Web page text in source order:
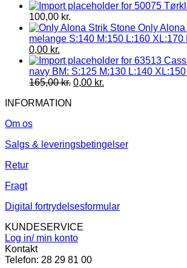
100,00 kr.
Only
melange S:140 M:150 L:160 XL:170
0,00 kr.
navy BM: S:125 M:130 L:140
165,00kr. 0,00 kr.
INFORMATION
Om os
Salgs & leveringsbetingelser
Retur
Fragt
Digital fortrydelsesformular
KUNDESERVICE
Log in/ min konto
Kontakt
Telefon: 28 29 81 00